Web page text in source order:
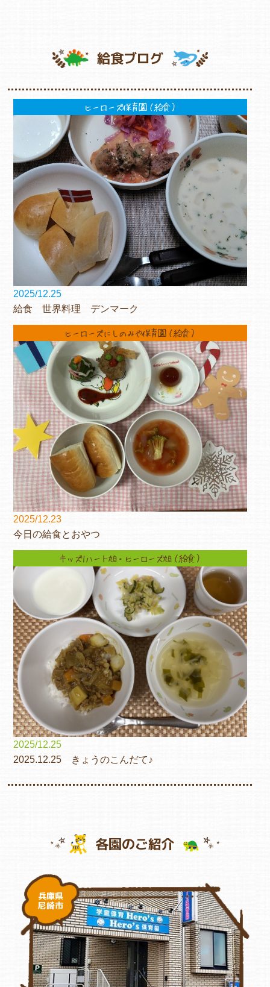
給食ブログ
ヒーローズ保育園（給食）
2025/12.25
給食 世界料理 デンマーク
ヒーローズにしのみや保育園（給食）
2025/12.23
今日の給食とおやつ
キッズ1ハート旭・ヒーローズ旭（給食）
2025/12.25
2025.12.25 きょうのこんだて♪
各園のご紹介
兵庫県
尼崎市